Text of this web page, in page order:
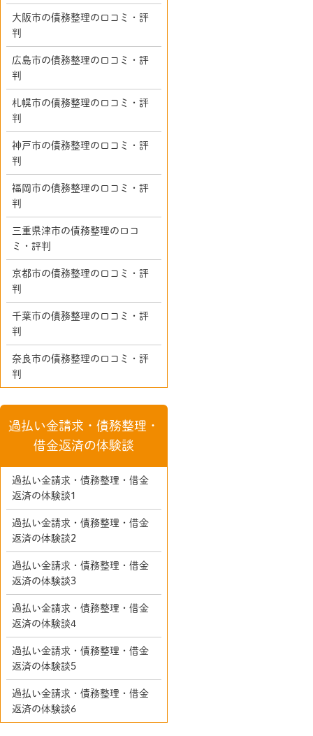
大阪市の債務整理の口コミ・評
判
広島市の債務整理の口コミ・評
判
札幌市の債務整理の口コミ・評
判
神戸市の債務整理の口コミ・評
判
福岡市の債務整理の口コミ・評
判
三重県津市の債務整理の口コ
ミ・評判
京都市の債務整理の口コミ・評
判
千葉市の債務整理の口コミ・評
判
奈良市の債務整理の口コミ・評
判
過払い金請求・債務整理・
借金返済の体験談
過払い金請求・債務整理・借金
返済の体験談1
過払い金請求・債務整理・借金
返済の体験談2
過払い金請求・債務整理・借金
返済の体験談3
過払い金請求・債務整理・借金
返済の体験談4
過払い金請求・債務整理・借金
返済の体験談5
過払い金請求・債務整理・借金
返済の体験談6